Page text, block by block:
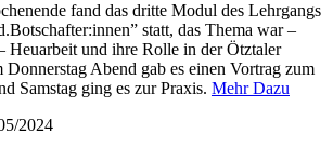
fand das dritte Modul des Lehrgangs
statt, das Thema war –
Heuarbeit und ihre Rolle in der Ötztaler
Abend gab es einen Vortrag zum
Samstag ging es zur Praxis. Mehr Dazu
2024